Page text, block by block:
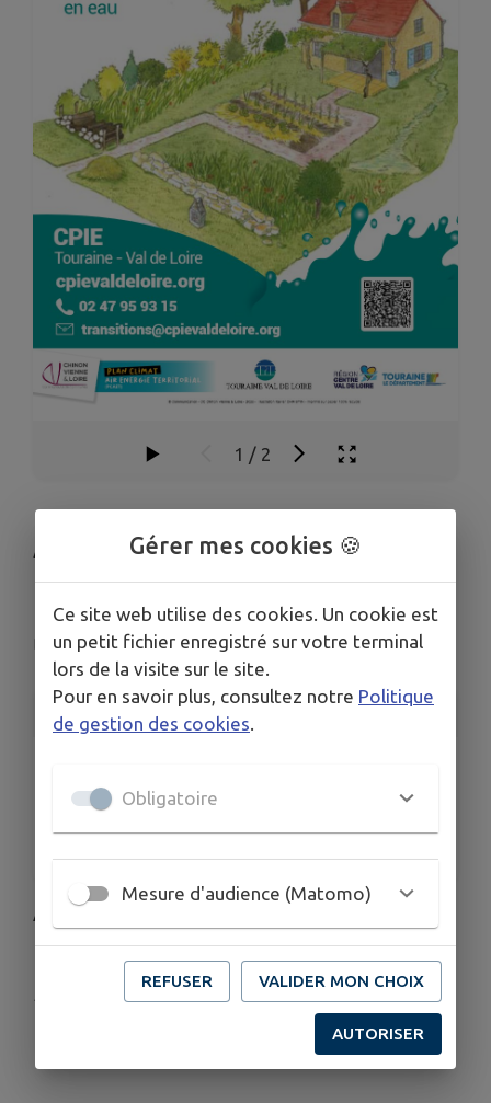
1 / 2
Aide à la récupération
des eaux pluviales
Beaumont-en-Véron
INFORMATIONS PRATIQUES
Beaumont-en-Véron
Action du CPIE
Publié par MAIRIE
Gérer mes cookies 🍪
Ce site web utilise des cookies. Un cookie est
un petit fichier enregistré sur votre terminal
lors de la visite sur le site.
Pour en savoir plus, consultez notre Politique
de gestion des cookies
Obligatoire
Mesure d'audience (Matomo)
REFUSER VALIDER MON CHOIX
AUTORISER